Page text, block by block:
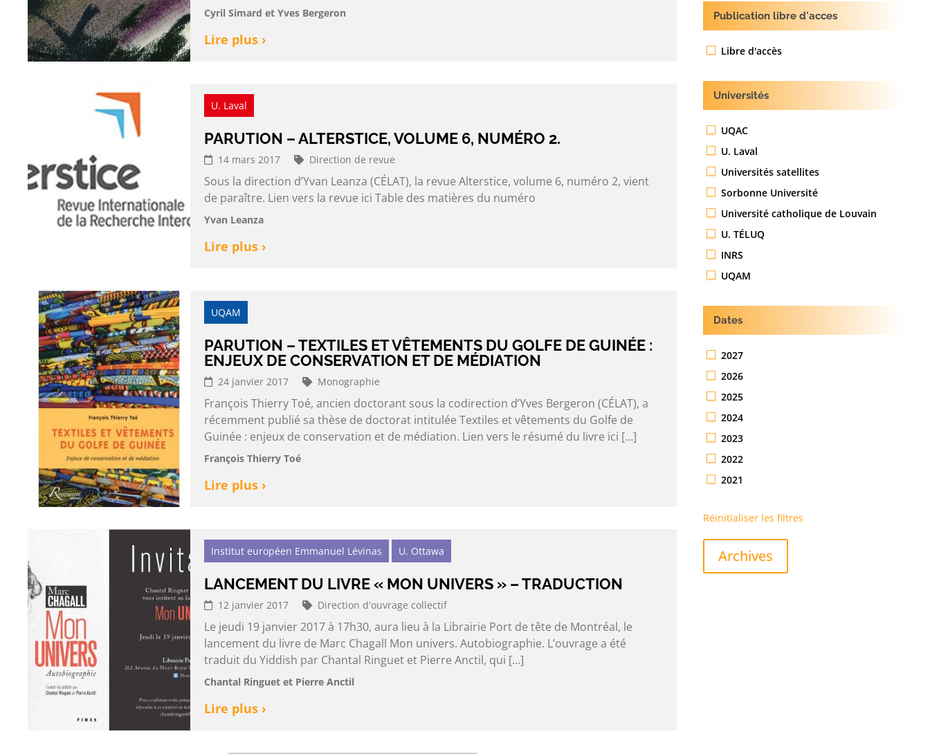
Cyril Simard et Yves Bergeron
Lire plus ›
U. Laval
PARUTION – ALTERSTICE, VOLUME 6, NUMÉRO 2.
14 mars 2017 Direction de revue
Sous la direction d’Yvan Leanza (CÉLAT), la revue Alterstice, volume 6, numéro 2, vient
de paraître. Lien vers la revue ici Table des matières du numéro
Yvan Leanza
Lire plus ›
UQAM
PARUTION – TEXTILES ET VÊTEMENTS DU GOLFE DE GUINÉE :
ENJEUX DE CONSERVATION ET DE MÉDIATION
24 janvier 2017 Monographie
François Thierry Toé, ancien doctorant sous la codirection d’Yves Bergeron (CÉLAT), a
récemment publié sa thèse de doctorat intitulée Textiles et vêtements du Golfe de
Guinée : enjeux de conservation et de médiation. Lien vers le résumé du livre ici […]
François Thierry Toé
Lire plus ›
Institut européen Emmanuel Lévinas U. Ottawa
LANCEMENT DU LIVRE « MON UNIVERS » – TRADUCTION
12 janvier 2017 Direction d'ouvrage collectif
Le jeudi 19 janvier 2017 à 17h30, aura lieu à la Librairie Port de tête de Montréal, le
lancement du livre de Marc Chagall Mon univers. Autobiographie. L’ouvrage a été
traduit du Yiddish par Chantal Ringuet et Pierre Anctil, qui […]
Chantal Ringuet et Pierre Anctil
Lire plus ›
Publication libre d'acces
Libre d'accès
Universités
UQAC
U. Laval
Universités satellites
Sorbonne Université
Université catholique de Louvain
U. TÉLUQ
INRS
UQAM
Dates
2027
2026
2025
2024
2023
2022
2021
Réinitialiser les filtres
Archives